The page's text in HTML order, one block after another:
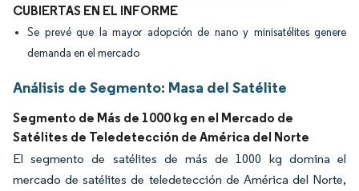
CUBIERTAS EN EL INFORME
Se prevé que la mayor adopción de nano y minisatélites genere
demanda en el mercado
Análisis de Segmento: Masa del Satélite
Segmento de Más de 1000 kg en el Mercado de
Satélites de Teledetección de América del Norte
El segmento de satélites de más de 1000 kg domina el
mercado de satélites de teledetección de América del Norte,